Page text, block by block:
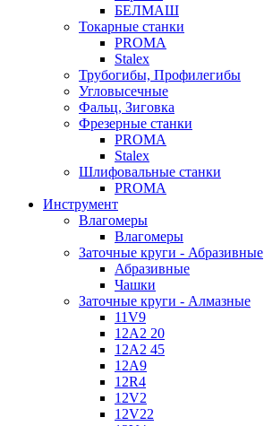
БЕЛМАШ
Токарные станки
PROMA
Stalex
Трубогибы, Профилегибы
Угловысечные
Фальц, Зиговка
Фрезерные станки
PROMA
Stalex
Шлифовальные станки
PROMA
Инструмент
Влагомеры
Влагомеры
Заточные круги - Абразивные
Абразивные
Чашки
Заточные круги - Алмазные
11V9
12A2 20
12A2 45
12A9
12R4
12V2
12V22